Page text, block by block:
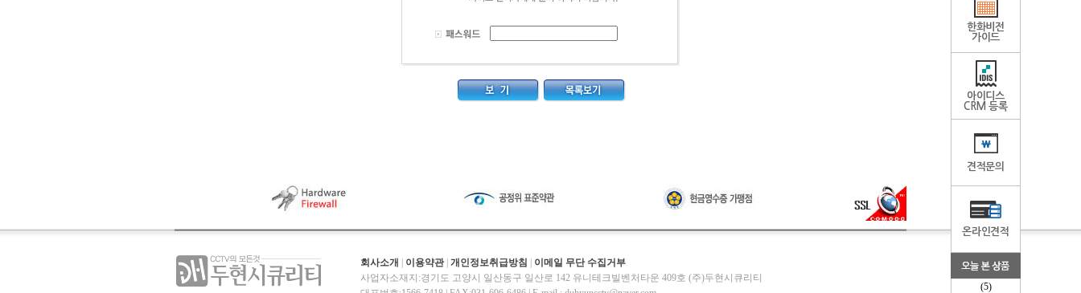
회사소개 이용약관| 개인정보취급방침
이메일 무단 수집거부
사업자소재지:경기도 고양시 일산동구 일산로 142 유니테크빌벤처타운 409호 (주)두현시큐리티
한화비전
가이드
아이디스
CRM 등록
견적문의
온라인견적
(5)